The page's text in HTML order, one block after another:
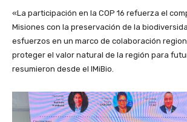
«La participación en la COP 16 refuerza el
Misiones con la preservación de la
esfuerzos en un marco de colaboración
proteger el valor natural de la región para
resumieron desde el IMiBio.